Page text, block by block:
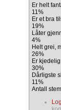
Er helt
11%
Er et bra
19%
Låter
4%
Helt grei,
26%
Er kjedelig
30%
Dårligste
11%
Antall